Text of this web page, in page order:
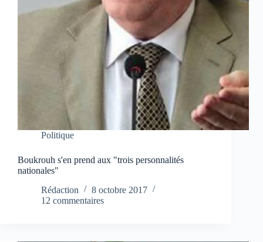
Politique
Boukrouh s'en prend aux "trois personnalités
nationales"
Rédaction
8 octobre 2017
12 commentaires